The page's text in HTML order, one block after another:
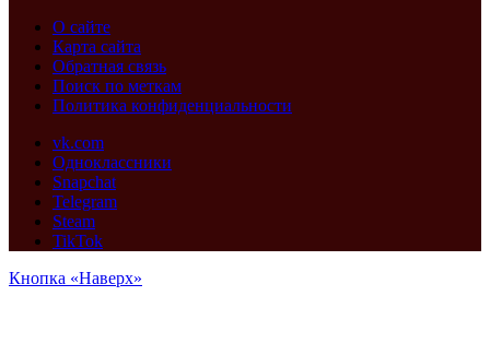
О сайте
Карта сайта
Обратная связь
Поиск по меткам
Политика конфиденциальности
vk.com
Одноклассники
Snapchat
Telegram
Steam
TikTok
Кнопка «Наверх»